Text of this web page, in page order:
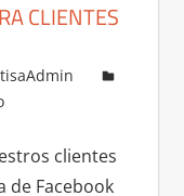
CLIENTES
clientes
de Facebook